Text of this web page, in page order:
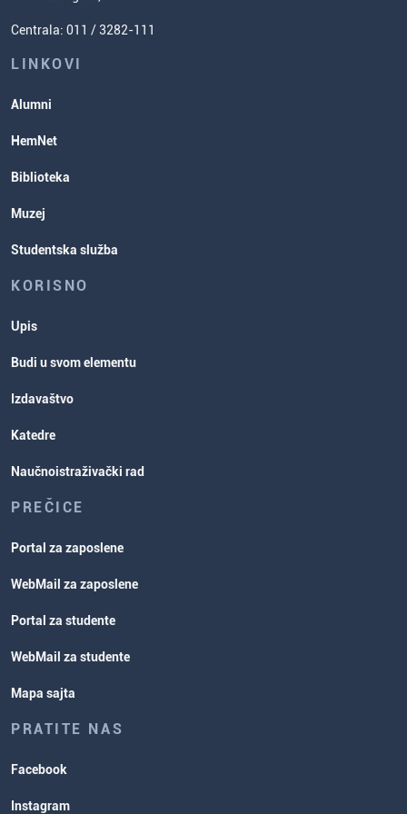
Poverenik za ravnopravnost
Studentske organizacije
Centrala: 011 / 3282-111
LINKOVI
Alumni
HemNet
Biblioteka
Muzej
Studentska služba
KORISNO
Upis
Budi u svom elementu
Izdavaštvo
Katedre
Naučnoistraživački rad
PREČICE
Portal za zaposlene
WebMail za zaposlene
Portal za studente
WebMail za studente
Mapa sajta
PRATITE NAS
Facebook
Instagram